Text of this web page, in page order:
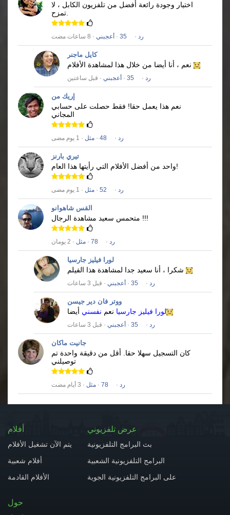
اختيار وجودة رائعة أفضل من تلفزيون الكابل ، لا
تمزح.
رد ·
35
· أعجبني · 8 ساعات مضت
كايل ماجنر
رد ·
35
· أعجبني · قبل ساعتين
إريك من
نعم هذا يعمل حقا! فقط حصلت على حسابي
المجاني
رد ·
48
· مثل · 1 يوم مضى
تيري بارنز
واحد من أفضل الأفلام التي رأيتها هذا العام!
رد ·
52
· مثل · 1 يوم مضى
القس شاهوانو
متحمس سعيد مشاهدة الرجال !!!
رد ·
78
· مثل · 2 يومان
لورا فيليز جارسيا
رد ·
35
· أعجبني · قبل 3 ساعات
ووتر فان دير جيسن
لورا فيليز جارسيا نعم نفسني أيضا
رد ·
35
· أعجبني · قبل 3 ساعات
جانيت ماكان
كان التسجيل سهلا حقا. أقل من دقيقة واحدة تم
توصيلني
رد ·
78
· مثل · 3 أيام مضت
أفلام
يتم الآن تشغيل الأفلام
أفلام شعبية
الأفلام القادمة
عرض تلفزيوني
بث البرامج التلفزيونية
البرامج التلفزيونية الشعبية
على البرامج التلفزيونية الجوية
حول